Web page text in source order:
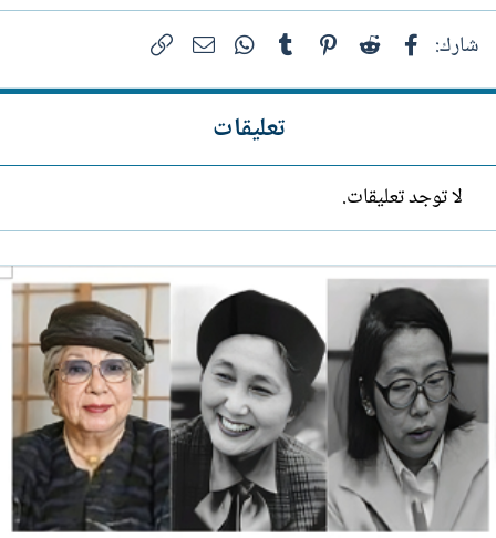
شارك: فيسبوك Reddit
Pinterest
Tumblr
WhatsAppالبريد الإلكتروني
تعليقات
لا توجد تعليقات.